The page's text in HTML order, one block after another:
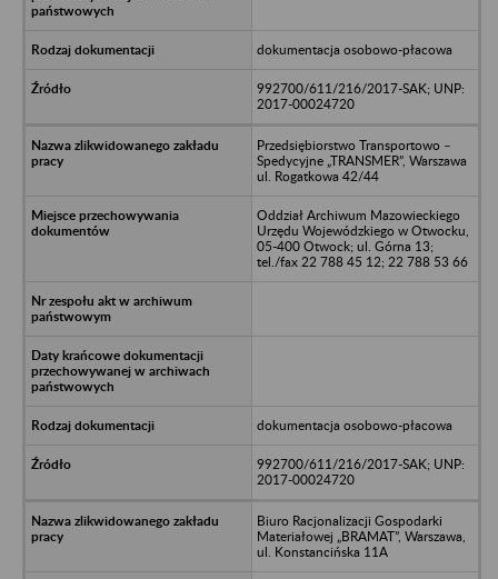
dokumentacja osobowo-płacowa
992700/611/216/2017-SAK; UNP:
2017-00024720
Przedsiębiorstwo Transportowo –
Spedycyjne „TRANSMER”, Warszawa
ul. Rogatkowa 42/44
Oddział Archiwum Mazowieckiego
Urzędu Wojewódzkiego w Otwocku,
05-400 Otwock; ul. Górna 13;
tel./fax 22 788 45 12; 22 788 53 66
dokumentacja osobowo-płacowa
992700/611/216/2017-SAK; UNP:
2017-00024720
Biuro Racjonalizacji Gospodarki
Materiałowej „BRAMAT”, Warszawa,
ul. Konstancińska 11A